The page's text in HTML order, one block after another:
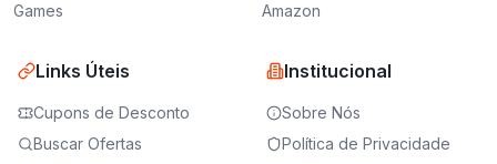
Games
Amazon
Links Úteis
Cupons de Desconto
Buscar Ofertas
Institucional
Sobre Nós
Política de Privacidade